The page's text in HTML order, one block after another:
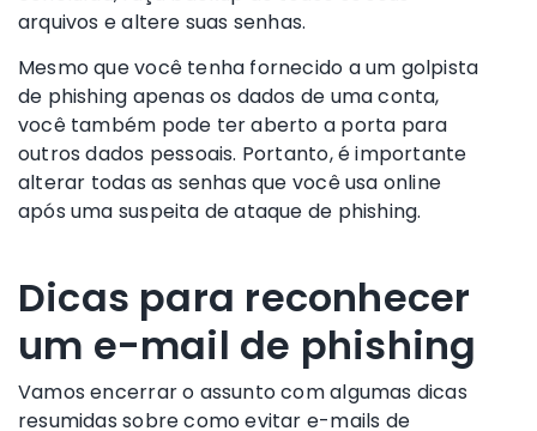
arquivos e altere suas senhas.
Mesmo que você tenha fornecido a um golpista
de phishing apenas os dados de uma conta,
você também pode ter aberto a porta para
outros dados pessoais. Portanto, é importante
alterar todas as senhas que você usa online
após uma suspeita de ataque de phishing.
Dicas para reconhecer
um e-mail de phishing
Vamos encerrar o assunto com algumas dicas
resumidas sobre como evitar e-mails de